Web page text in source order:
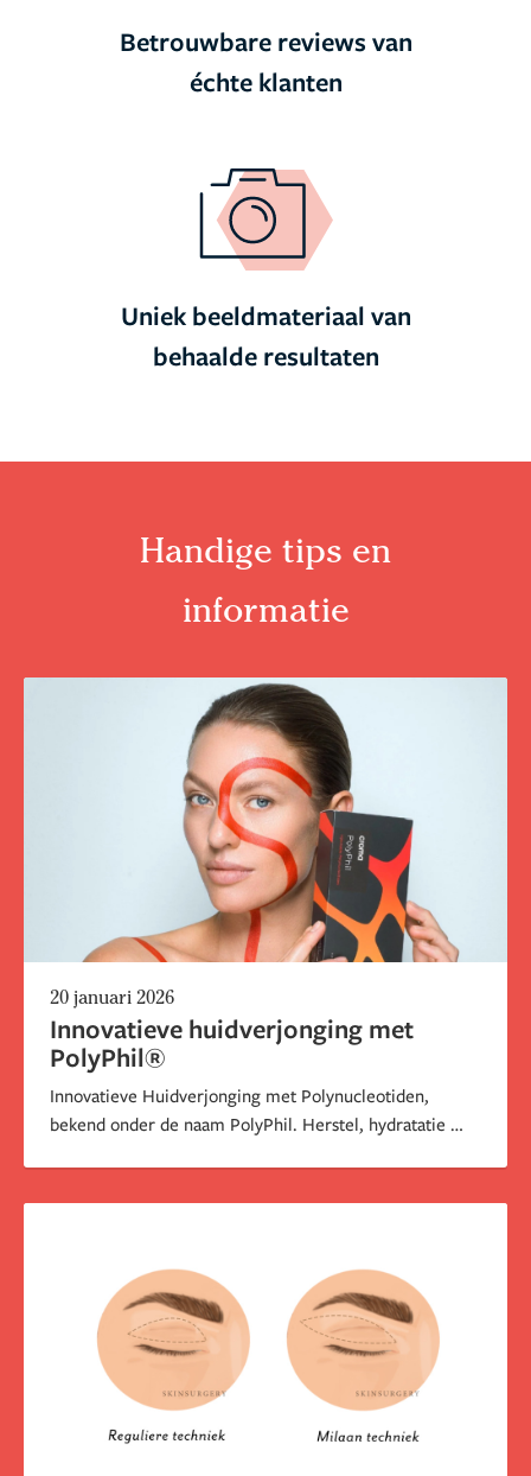
Betrouwbare reviews van
échte klanten
Uniek beeldmateriaal van
behaalde resultaten
Handige tips en
informatie
20 januari 2026
Innovatieve huidverjonging met
PolyPhil®
Innovatieve Huidverjonging met Polynucleotiden,
bekend onder de naam PolyPhil. Herstel, hydratatie en
groeien. Steeds meer mensen kiezen voor
zonder volume toe te voegen of de
gezichtsuitdrukking te veranderen. Een van de meest
vooruitstrevende ontwikkelingen binnen de
regeneratieve esthetiek is de polynucleotide-
behandeling, bekend onder de naam PolyPhil®.Deze
behandeling is bijzonder geschikt voor kwetsbare
zones zoals het gebied rondom de ogen, maar kan ook